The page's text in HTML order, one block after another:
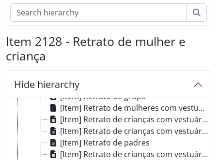
Item 2128 - Retrato de mulher e
criança
Hide hierarchy
[Item] Grupo familiar
[Item] Anna Horvatt Almeida e criadas na Quinta Progresso
[Item] Retrato de grupo
[Item] Retrato de crianças com vestuário de fantasia
[Item] Retrato de crianças com vestuário regional
[Item] Retrato de grupo
[Item] Retrato de grupo
[Item] Retrato de mulheres com vestuário regional
[Item] Retrato de crianças com vestuário de fantasia
[Item] Retrato de crianças com vestuário de fantasia
[Item] Retrato de padres
[Item] Retrato de crianças com vestuário de fantasia